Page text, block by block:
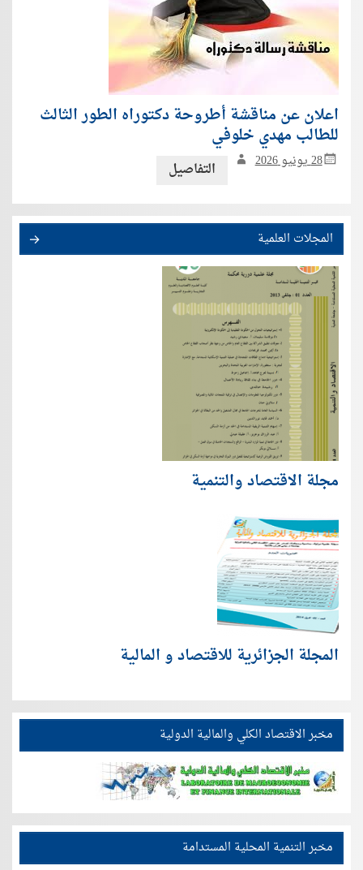
اعلان عن مناقشة أطروحة دكتوراه الطور الثالث
للطالب مهدي خلوفي
28 يونيو 2026 التفاصيل
المجلات العلمية
مجلة الاقتصاد والتنمية
المجلة الجزائرية للاقتصاد و المالية
مخبر الاقتصاد الكلي والمالية الدولية
مخبر التنمية المحلية المستدامة